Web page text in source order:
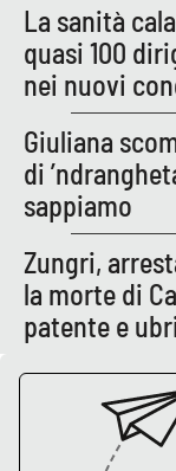
LaC OnAir
EDIZIONI
LOCALI
Catanzaro
Crotone
Vibo Valentia
Reggio
Cosenza
La sanità
quasi 100
nei nuovi
Giuliana
di
sappiamo
Zungri,
la morte di
patente e